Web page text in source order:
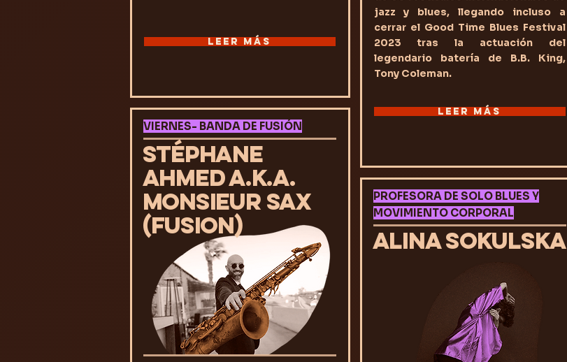
LEER MÁS
VIERNES- BANDA DE FUSIÓN
STÉPHANE
AHMED a.k.a.
MONSIEUR SAX
(Fusion)
jazz y blues, llegando incluso a
cerrar el Good Time Blues Festival
2023 tras la actuación del
legendario batería de B.B. King,
Tony Coleman.
LEER MÁS
PROFESORA DE SOLO BLUES Y
MOVIMIENTO CORPORAL
ALINA SOKULSKA